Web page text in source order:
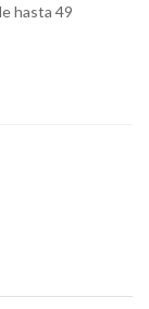
hasta 49